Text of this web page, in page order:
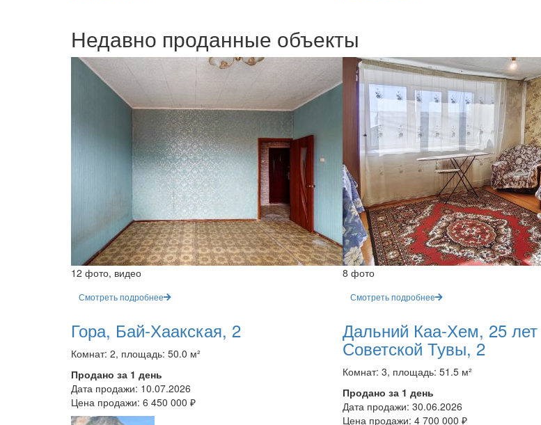
Недавно проданные объекты
12 фото, видео
Смотреть подробнее
Гора, Бай-Хаакская, 2
Комнат: 2, площадь: 50.0 м²
Продано за 1 день
Дата продажи: 10.07.2026
Цена продажи: 6 450 000 ₽
8 фото
Смотреть подробнее
Дальний Каа-Хем, 25 лет
Советской Тувы, 2
Комнат: 3, площадь: 51.5 м²
Продано за 1 день
Дата продажи: 30.06.2026
Цена продажи: 4 700 000 ₽